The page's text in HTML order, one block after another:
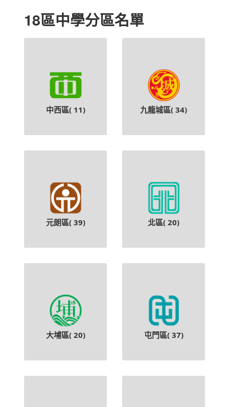
18區中學分區名單
中西區( 11) 九龍城區( 34)
元朗區( 39) 北區( 20)
大埔區( 20) 屯門區( 37)